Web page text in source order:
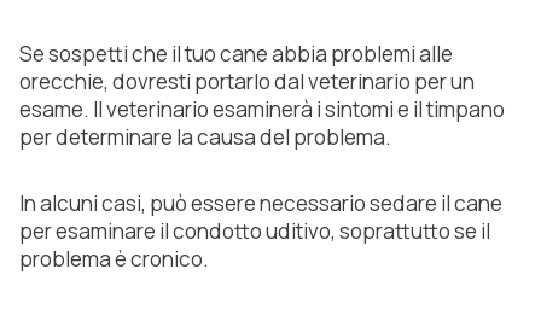
Se sospetti che il tuo cane abbia problemi alle
orecchie, dovresti portarlo dal veterinario per un
esame. Il veterinario esaminerà i sintomi e il timpano
per determinare la causa del problema.
In alcuni casi, può essere necessario sedare il cane
per esaminare il condotto uditivo, soprattutto se il
problema è cronico.